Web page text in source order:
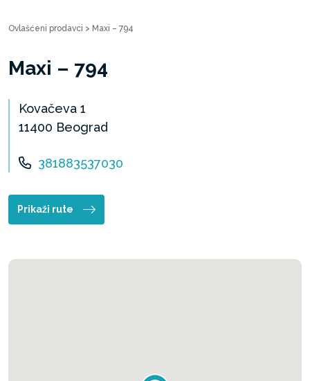
Ovlašćeni prodavci > Maxi – 794
Maxi – 794
Kovačeva 1
11400 Beograd
381883537030
Prikaži rute